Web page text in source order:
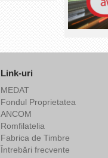
Link-uri
MEDAT
Fondul Proprietatea
ANCOM
Romfilatelia
Fabrica de Timbre
Întrebări frecvente